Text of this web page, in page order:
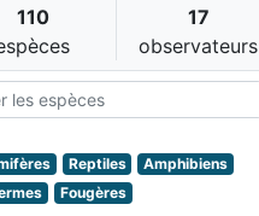
110
17
observateurs
Reptiles
Amphibiens
Fougères